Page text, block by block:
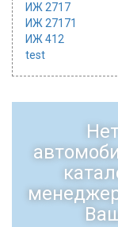
ИЖ 2717
ИЖ 27171
ИЖ 412
test